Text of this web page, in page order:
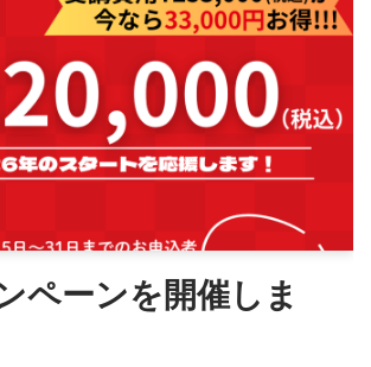
ペーンを開催しま